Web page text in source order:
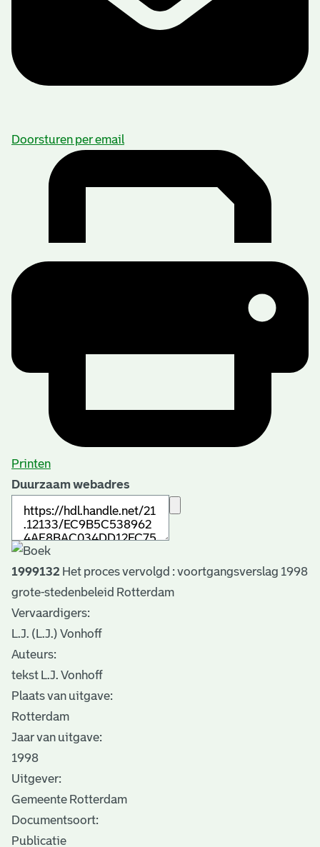
Doorsturen per email
Printen
Duurzaam webadres
1999132 Het proces vervolgd : voortgangsverslag 1998
grote-stedenbeleid Rotterdam
Vervaardigers:
L.J. (L.J.) Vonhoff
Auteurs:
tekst L.J. Vonhoff
Plaats van uitgave:
Rotterdam
Jaar van uitgave:
1998
Uitgever:
Gemeente Rotterdam
Documentsoort:
Publicatie